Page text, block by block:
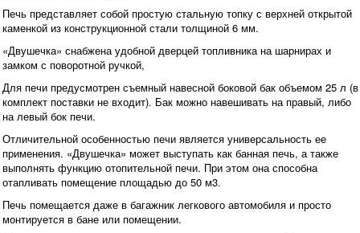
Печь представляет собой простую стальную топку с верхней открытой
каменкой из конструкционной стали толщиной 6 мм.
«Двушечка» снабжена удобной дверцей топливника на шарнирах и
замком с поворотной ручкой,
Для печи предусмотрен съемный навесной боковой бак объемом 25 л (в
комплект поставки не входит). Бак можно навешивать на правый, либо
на левый бок печи.
Отличительной особенностью печи является универсальность ее
применения. «Двушечка» может выступать как банная печь, а также
выполнять функцию отопительной печи. При этом она способна
отапливать помещение площадью до 50 м3.
Печь помещается даже в багажник легкового автомобиля и просто
монтируется в бане или помещении.